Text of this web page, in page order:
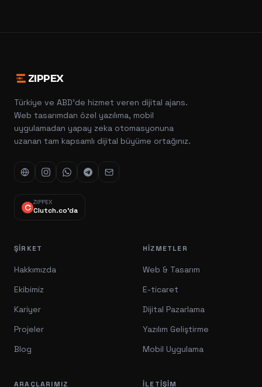
ZIPPEX
Türkiye ve ABD'de hizmet veren dijital ajans.
Web tasarımdan özel yazılıma, mobil
uygulamadan yapay zeka otomasyonuna
uzanan tam kapsamlı dijital büyüme ortağınız.
ZIPPEX
Clutch.co'da
ŞIRKET
Hakkımızda
Ekibimiz
Kariyer
Projeler
Blog
HIZMETLER
Web & Tasarım
E-ticaret
Dijital Pazarlama
Yazılım Geliştirme
Mobil Uygulama
ARAÇLARIMIZ İLETIŞIM